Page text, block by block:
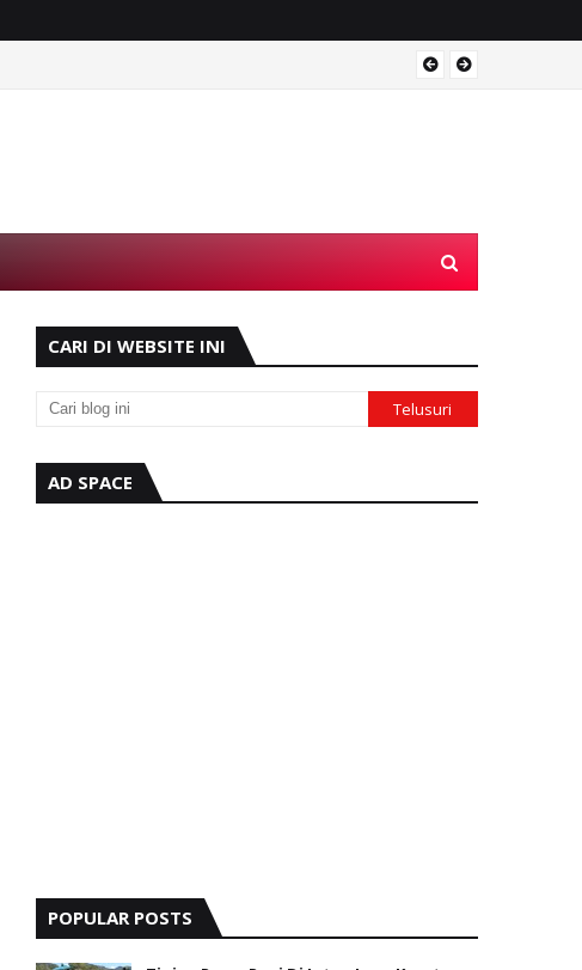
CARI DI WEBSITE INI
AD SPACE
POPULAR POSTS